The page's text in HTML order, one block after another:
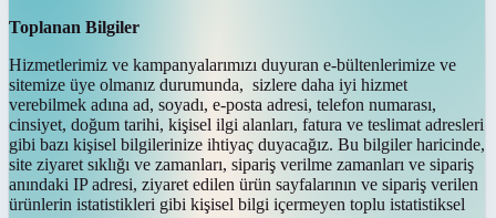
Toplanan Bilgiler
Hizmetlerimiz ve kampanyalarımızı duyuran e-bültenlerimize ve
sitemize üye olmanız durumunda, sizlere daha iyi hizmet
verebilmek adına ad, soyadı, e-posta adresi, telefon numarası,
cinsiyet, doğum tarihi, kişisel ilgi alanları, fatura ve teslimat adresleri
gibi bazı kişisel bilgilerinize ihtiyaç duyacağız. Bu bilgiler haricinde,
site ziyaret sıklığı ve zamanları, sipariş verilme zamanları ve sipariş
anındaki IP adresi, ziyaret edilen ürün sayfalarının ve sipariş verilen
ürünlerin istatistikleri gibi kişisel bilgi içermeyen toplu istatistiksel